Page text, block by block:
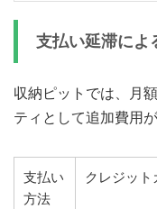
支払い延滞によ
収納ピットでは、月
ティとして追加費用
支払い
方法
クレジット